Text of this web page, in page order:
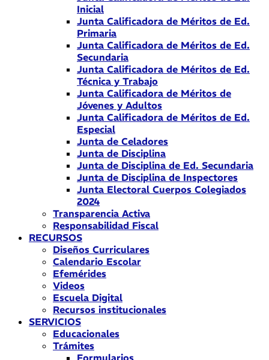
Inicial
Junta Calificadora de Méritos de Ed.
Primaria
Junta Calificadora de Méritos de Ed.
Secundaria
Junta Calificadora de Méritos de Ed.
Técnica y Trabajo
Junta Calificadora de Méritos de
Jóvenes y Adultos
Junta Calificadora de Méritos de Ed.
Especial
Junta de Celadores
Junta de Disciplina
Junta de Disciplina de Ed. Secundaria
Junta de Disciplina de Inspectores
Junta Electoral Cuerpos Colegiados
2024
Transparencia Activa
Responsabilidad Fiscal
RECURSOS
Diseños Curriculares
Calendario Escolar
Efemérides
Videos
Escuela Digital
Recursos institucionales
SERVICIOS
Educacionales
Trámites
Formularios